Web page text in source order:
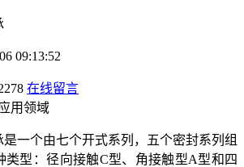
09:13:52
在线留言
用领域
一个由七个开式系列，五个密封系列组
类型：径向接触C型、角接触型A型和四